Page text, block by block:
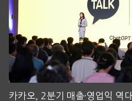
카카오, 2분기 매출·영업익 역대